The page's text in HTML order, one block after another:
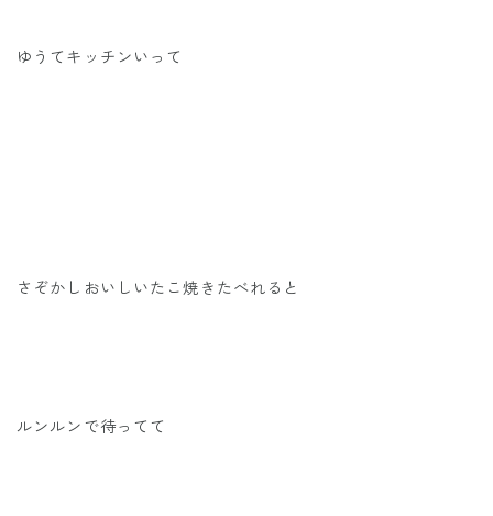
ゆうてキッチンいって
さぞかしおいしいたこ焼きたべれると
ルンルンで待ってて